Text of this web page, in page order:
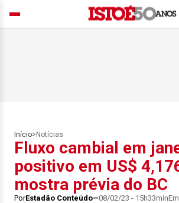
Início> Notícias
Fluxo cambial em
positivo em US$
mostra prévia do BC
PorEstadão Conteúdo 08/02/23 - 15h33minEm